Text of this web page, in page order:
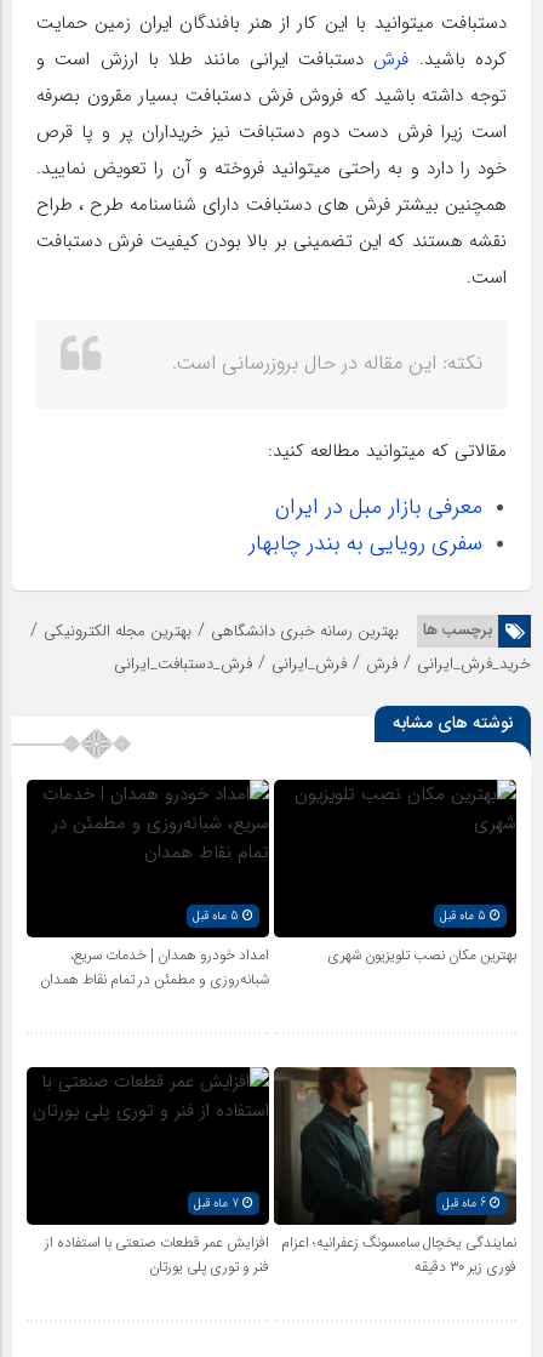
دستبافت میتوانید با این کار از هنر بافندگان ایران زمین حمایت
کرده باشید. فرش دستبافت ایرانی مانند طلا با ارزش است و
توجه داشته باشید که فروش فرش دستبافت بسیار مقرون بصرفه
است زیرا فرش دست دوم دستبافت نیز خریداران پر و پا قرص
خود را دارد و به راحتی میتوانید فروخته و آن را تعویض نمایید.
همچنین بیشتر فرش های دستبافت دارای شناسنامه طرح ، طراح
نقشه هستند که این تضمینی بر بالا بودن کیفیت فرش دستبافت
است.
نکته: این مقاله در حال بروزرسانی است.
مقالاتی که میتوانید مطالعه کنید:
معرفی بازار مبل در ایران
سفری رویایی به بندر چابهار
برچسب ها بهترین رسانه خبری دانشگاهی / بهترین مجله الکترونیکی /
خرید_فرش_ایرانی / فرش / فرش_ایرانی / فرش_دستبافت_ایرانی
نوشته های مشابه
بهترین مکان نصب تلویزیون شهری
امداد خودرو همدان | خدمات سریع،
شبانه‌روزی و مطمئن در تمام نقاط همدان
6 ماه قبل
نمایندگی یخچال سامسونگ زعفرانیه؛ اعزام
فوری زیر ۳۰ دقیقه
افزایش عمر قطعات صنعتی با استفاده از
فنر و توری پلی یورتان